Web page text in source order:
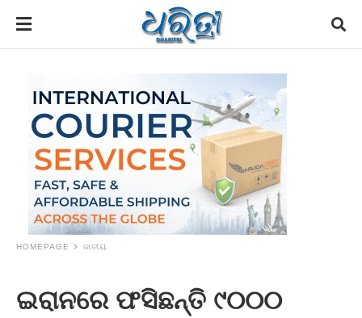
HOMEPAGE ଜାତୀୟ
ଇରାନରେ ଫସିଛନ୍ତି ୯୦୦୦